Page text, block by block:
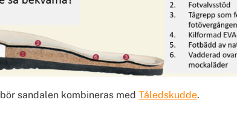
bör sandalen kombineras med Tåledskudde.